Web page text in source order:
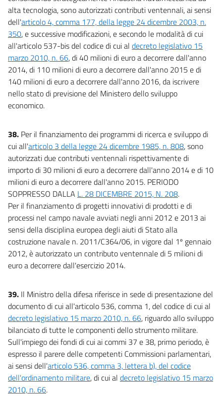
alta tecnologia, sono autorizzati contributi ventennali, ai sensi
dell'articolo 4, comma 177, della legge 24 dicembre 2003, n.
350, e successive modificazioni, e secondo le modalità di cui
all'articolo 537-bis del codice di cui al decreto legislativo 15
marzo 2010, n. 66, di 40 milioni di euro a decorrere dall'anno
2014, di 110 milioni di euro a decorrere dall'anno 2015 e di
140 milioni di euro a decorrere dall'anno 2016, da iscrivere
nello stato di previsione del Ministero dello sviluppo
economico.
38. Per il finanziamento dei programmi di ricerca e sviluppo di
cui all'articolo 3 della legge 24 dicembre 1985, n. 808, sono
autorizzati due contributi ventennali rispettivamente di
importo di 30 milioni di euro a decorrere dall'anno 2014 e di 10
milioni di euro a decorrere dall'anno 2015. PERIODO
SOPPRESSO DALLA L. 28 DICEMBRE 2015, N. 208.
Per il finanziamento di progetti innovativi di prodotti e di
processi nel campo navale avviati negli anni 2012 e 2013 ai
sensi della disciplina europea degli aiuti di Stato alla
costruzione navale n. 2011/C364/06, in vigore dal 1º gennaio
2012, è autorizzato un contributo ventennale di 5 milioni di
euro a decorrere dall'esercizio 2014.
39. Il Ministro della difesa riferisce in sede di presentazione del
documento di cui all'articolo 536, comma 1, del codice di cui al
decreto legislativo 15 marzo 2010, n. 66, riguardo allo sviluppo
bilanciato di tutte le componenti dello strumento militare.
Sull'impiego dei fondi di cui ai commi 37 e 38, primo periodo, è
espresso il parere delle competenti Commissioni parlamentari,
ai sensi dell'articolo 536, comma 3, lettera b), del codice
dell'ordinamento militare, di cui al decreto legislativo 15 marzo
2010, n. 66.